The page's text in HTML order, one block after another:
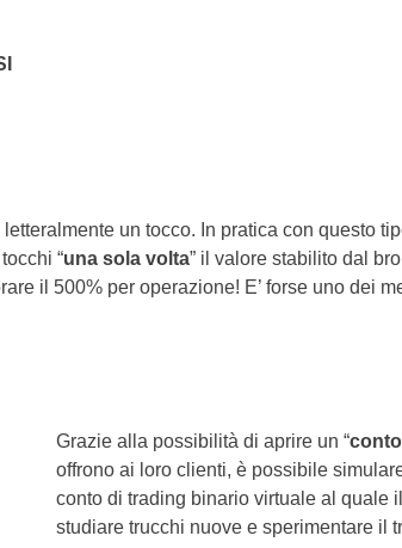
letteralmente un tocco. In pratica con questo
“una sola volta” il valore stabilito dal
il 500% per operazione! E’ forse uno dei
Grazie alla possibilità di aprire un “
offrono ai loro clienti, è possibile
conto di trading binario virtuale al quale
studiare trucchi nuove e sperimentare il